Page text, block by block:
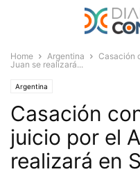
Home Argentina
Casación
Juan se realizará...
Argentina
Casación
juicio por el
realizará en